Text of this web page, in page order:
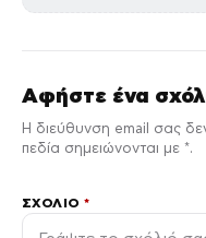
Αφήστε ένα
Η διεύθυνση email σας
πεδία σημειώνονται με *.
ΣΧΌΛΙΟ*